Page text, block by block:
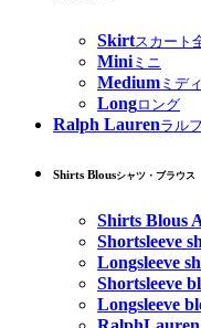
Skirtスカート
Miniミニ
Medium ミデ
Longロング
Ralph Laurenラル
Shirts Blousシャツ・ブラウス
Shirts Blous
Shortsleeve
Longsleeve
Shortsleeve
Longsleeve